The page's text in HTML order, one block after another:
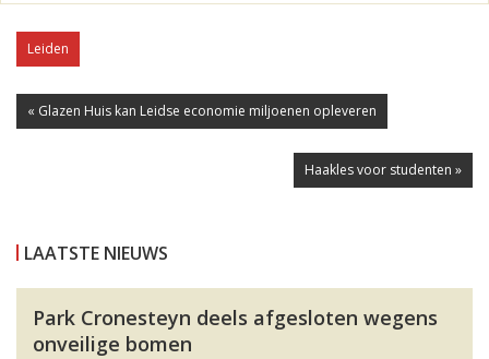
Leiden
« Glazen Huis kan Leidse economie miljoenen opleveren
Haakles voor studenten »
LAATSTE NIEUWS
Park Cronesteyn deels afgesloten wegens
onveilige bomen